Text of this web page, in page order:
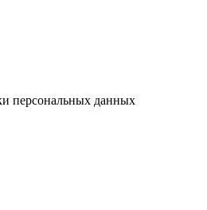
персональных данных